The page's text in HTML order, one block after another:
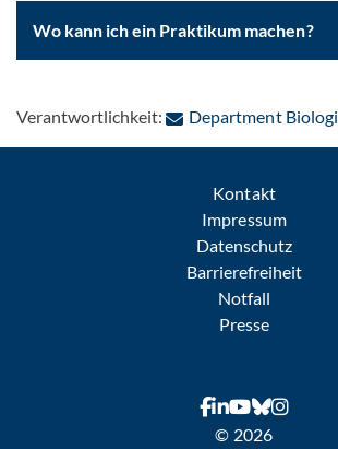
Wo kann ich ein Praktikum machen?
Verantwortlichkeit: Department
Kontakt
Impressum
Datenschutz
Barrierefreiheit
Notfall
Presse
© 2026